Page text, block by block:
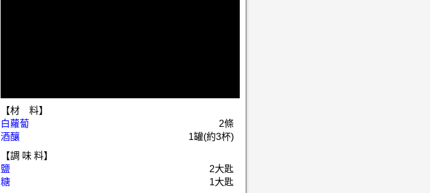
【材 料】
白蘿蔔
2條
酒釀
1罐(約3杯)
【調 味 料】
鹽
2大匙
糖
1大匙